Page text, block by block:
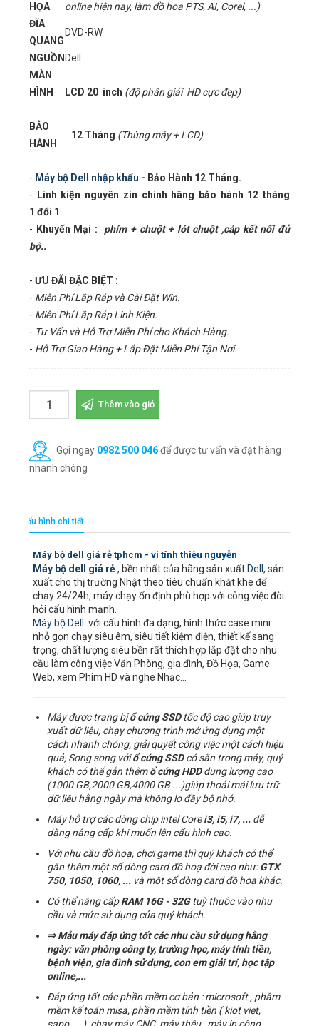
HỌA
online hiện nay, làm đồ hoạ PTS, AI, Corel, ...)
ĐĨA
QUANG
DVD-RW
NGUỒN Dell
MÀN
HÌNH
LCD 20 inch (độ phân giải HD cực đẹp)
BẢO
HÀNH
12 Tháng (Thùng máy + LCD)
- Máy bộ Dell nhập khẩu - Bảo Hành 12 Tháng.
-
Linh kiện nguyên zin chính hãng bảo hành 12 tháng
1 đổi 1
- Khuyến Mại : phím + chuột + lót chuột ,cáp kết nối đủ
bộ..
- ƯU ĐÃI ĐẶC BIỆT :
- Miễn Phí Lắp Ráp và Cài Đặt Win.
- Miễn Phí Lắp Ráp Linh Kiện.
- Tư Vấn và Hỗ Trợ Miễn Phí cho Khách Hàng.
- Hỗ Trợ Giao Hàng + Lắp Đặt Miễn Phí Tận Nơi.
Thêm vào giỏ
Gọi ngay 0982 500 046để được tư vấn và đặt hàng
nhanh chóng
Cấu hình chi tiết
Máy bộ dell giá rẻ tphcm - vi tính thiệu nguyễn
Máy bộ dell giá rẻ, bền nhất của hãng sản xuất Dell , sản
xuất cho thị trường Nhật theo tiêu chuẩn khắt khe để
chạy 24/24h, máy chạy ổn định phù hợp với công việc đòi
hỏi cấu hình mạnh.
Máy bộ Dell
với cấu hình đa dạng, hình thức case mini
nhỏ gọn chạy siêu êm, siêu tiết kiệm điện, thiết kế sang
trọng, chất lượng siêu bền rất thích hợp lắp đặt cho nhu
cầu làm công việc Văn Phòng, gia đình, Đồ Họa, Game
Web, xem Phim HD và nghe Nhạc…
Máy được trang bịổ cứng SSDtốc độ cao giúp truy
xuất dữ liệu, chạy chương trình mở ứng dụng một
cách nhanh chóng, giải quyết công việc một cách hiệu
quả, Song song vớiổ cứng SSDcó sẵn trong máy, quý
khách có thể gắn thêmổ cứng HDDdung lượng cao
(1000 GB,2000 GB,4000 GB ...)giúp thoải mái lưu trữ
dữ liệu hằng ngày mà không lo đầy bộ nhớ.
Máy hỗ trợ các dòng chip intel Corei3, i5, i7, ... dễ
dàng nâng cấp khi muốn lên cấu hình cao.
Với nhu cầu đồ hoạ, chơi game thì quý khách có thể
gắn thêm một số dòng card đồ hoạ đời cao như:GTX
750, 1050, 1060, ... và một số dòng card đồ hoạ khác.
Có thể nâng cấpRAM 16G - 32Gtuỳ thuộc vào nhu
cầu và mức sử dụng của quý khách.
⇒Mẫu máy đáp ứng tốt các nhu cầu sử dụng hằng
ngày: văn phòng công ty, trường học, máy tính tiền,
bệnh viện, gia đình sử dụng, con em giải trí, học tập
online,...
Đáp ứng tốt các phần mềm cơ bản : microsoft , phầm
mềm kế toán misa, phần mềm tính tiền ( kiot viet,